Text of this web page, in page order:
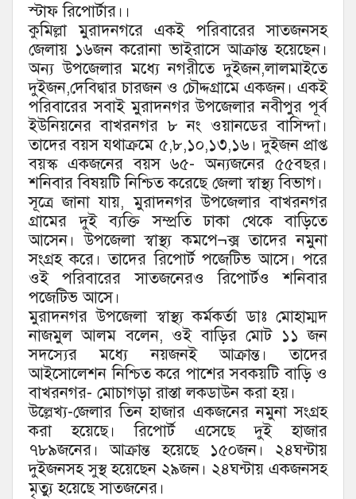
স্টাফ রিপোর্টার।।
কুমিল্লা মুরাদনগরে একই পরিবারের সাতজনসহ
জেলায় ১৬জন করোনা ভাইরাসে আক্রান্ত হয়েছেন।
অন্য উপজেলার মধ্যে নগরীতে দুইজন,লালমাইতে
দুইজন,দেবিদ্বার চারজন ও চৌদ্দগ্রামে একজন। একই
পরিবারের সবাই মুরাদনগর উপজেলার নবীপুর পূর্ব
ইউনিয়নের বাখরনগর ৮ নং ওয়ানডের বাসিন্দা।
তাদের বয়স যথাক্রমে ৫,৮,১০,১৩,১৬। দুইজন প্রাপ্ত
বয়স্ক একজনের বয়স ৬৫- অন্যজনের ৫৫বছর।
শনিবার বিষয়টি নিশ্চিত করেছে জেলা স্বাস্থ্য বিভাগ।
সূত্রে জানা যায়, মুরাদনগর উপজেলার বাখরনগর
গ্রামের দুই ব্যক্তি সম্প্রতি ঢাকা থেকে বাড়িতে
আসেন। উপজেলা স্বাস্থ্য কমপে¬ক্স তাদের নমুনা
সংগ্রহ করে। তাদের রিপোর্ট পজেটিভ আসে। পরে
ওই পরিবারের সাতজনেরও রিপোর্টও শনিবার
পজেটিভ আসে।
মুরাদনগর উপজেলা স্বাস্থ্য কর্মকর্তা ডাঃ মোহাম্মদ
নাজমুল আলম বলেন, ওই বাড়ির মোট ১১ জন
সদস্যের মধ্যে নয়জনই আক্রান্ত। তাদের
আইসোলেশন নিশ্চিত করে পাশের সবকয়টি বাড়ি ও
বাখরনগর- মোচাগড়া রাস্তা লকডাউন করা হয়।
উল্লেখ্য-জেলার তিন হাজার একজনের নমুনা সংগ্রহ
করা হয়েছে। রিপোর্ট এসেছে দুই হাজার
৭৮৯জনের। আক্রান্ত হয়েছে ১৫০জন। ২৪ঘন্টায়
দুইজনসহ সুস্থ হয়েছেন ২৯জন। ২৪ঘন্টায় একজনসহ
মৃত্যু হয়েছে সাতজনের।